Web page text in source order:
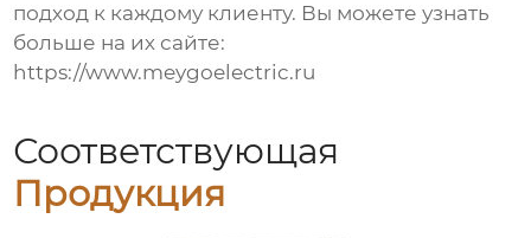
подход к каждому клиенту. Вы можете узнать
больше на их сайте:
https://www.meygoelectric.ru
Соответствующая
Продукция